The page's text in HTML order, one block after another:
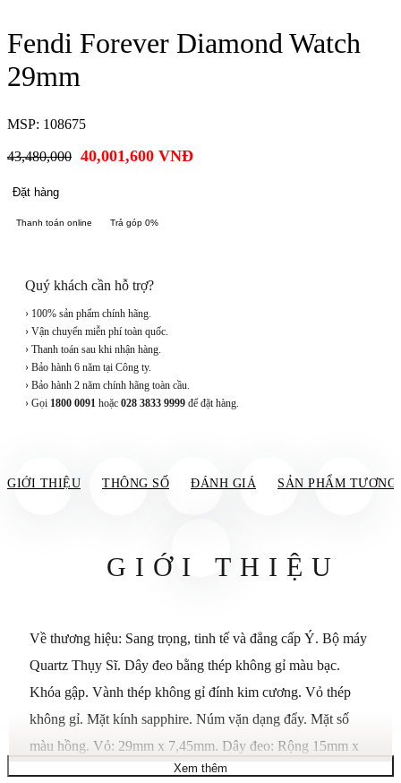
Fendi Forever Diamond Watch
29mm
MSP: 108675
43,480,000 40,001,600 VNĐ
Đặt hàng
Thanh toán online Trả góp 0%
Quý khách cần hỗ trợ?
› 100% sản phẩm chính hãng.
› Vận chuyển miễn phí toàn quốc.
› Thanh toán sau khi nhận hàng.
› Bảo hành 6 năm tại Công ty.
› Bảo hành 2 năm chính hãng toàn cầu.
› Gọi 1800 0091 hoặc 028 3833 9999 để đặt hàng.
GIỚI THIỆU THÔNG SỐ ĐÁNH GIÁ SẢN PHẨM TƯƠNG
GIỚI THIỆU
Về thương hiệu: Sang trọng, tinh tế và đẳng cấp Ý. Bộ máy
Quartz Thụy Sĩ. Dây đeo bằng thép không gỉ màu bạc.
Khóa gập. Vành thép không gỉ đính kim cương. Vỏ thép
không gỉ. Mặt kính sapphire. Núm vặn dạng đẩy. Mặt số
màu hồng. Vỏ: 29mm x 7,45mm. Dây đeo: Rộng 15mm x
Dài 6,7in. Khả năng chống nước lên đến 30 mét.
Xem thêm